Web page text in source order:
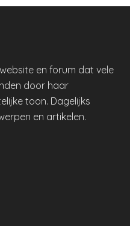
en forum dat vele
door haar
toon. Dagelijks
en artikelen.